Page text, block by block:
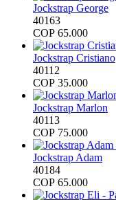
Jockstrap George
40163
COP 65.000
Jockstrap Cristiano
40112
COP 35.000
Jockstrap Marlon
40113
COP 75.000
Jockstrap Adam
40184
COP 65.000